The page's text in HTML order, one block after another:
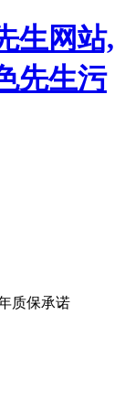
生网站,
先生污
质保承诺